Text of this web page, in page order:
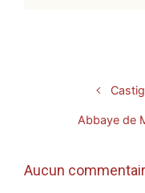
Abbaye de
Aucun